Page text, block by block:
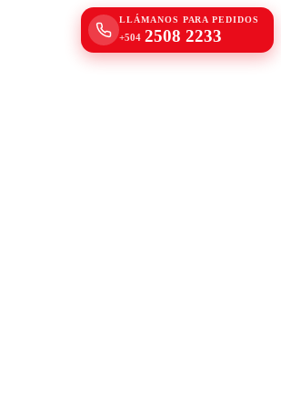
LLÁMANOS PARA PEDIDOS
+504 2508 2233